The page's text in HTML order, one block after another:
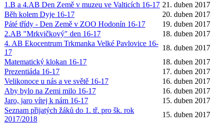
1.B a 4.AB Den Země v muzeu ve Valticích 16-17 21. duben 2017
Běh kolem Dyje 16-17
20. duben 2017
Páté třídy - Den Země v ZOO Hodonín 16-17
19. duben 2017
2.AB "Mrkvičkový" den 16-17
18. duben 2017
4. AB Ekocentrum Trkmanka Velké Pavlovice 16-
17
18. duben 2017
Matematický klokan 16-17
18. duben 2017
Prezentiáda 16-17
17. duben 2017
Velikonoce u nás a ve světě 16-17
16. duben 2017
Aby bylo na Zemi milo 16-17
16. duben 2017
Jaro, jaro vítej k nám 16-17
15. duben 2017
Seznam přijatých žáků do 1. tř. pro šk. rok
2017/2018
15. duben 2017